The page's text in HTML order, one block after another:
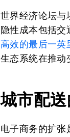
世界经济论坛与
隐性成本包括交
高效的最后一英
生态系统在推动
城市配
电子商务的扩张